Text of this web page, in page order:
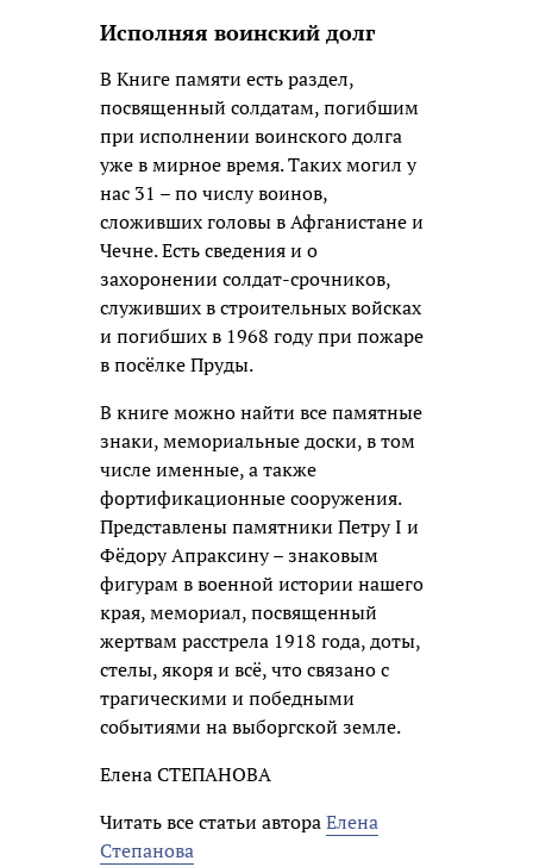
Исполняя воинский долг
В Книге памяти есть раздел,
посвященный солдатам, погибшим
при исполнении воинского долга
уже в мирное время. Таких могил у
нас 31 – по числу воинов,
сложивших головы в Афганистане и
Чечне. Есть сведения и о
захоронении солдат-срочников,
служивших в строительных войсках
и погибших в 1968 году при пожаре
в посёлке Пруды.
В книге можно найти все памятные
знаки, мемориальные доски, в том
числе именные, а также
фортификационные сооружения.
Представлены памятники Петру I и
Фёдору Апраксину – знаковым
фигурам в военной истории нашего
края, мемориал, посвященный
жертвам расстрела 1918 года, доты,
стелы, якоря и всё, что связано с
трагическими и победными
событиями на выборгской земле.
Елена СТЕПАНОВА
Читать все статьи автораЕлена
Степанова